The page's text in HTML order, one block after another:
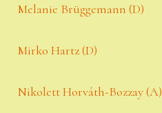
Melanie Brüggemann (D)
Mirko Hartz (D)
Nikolett Horváth-Bozzay (A)